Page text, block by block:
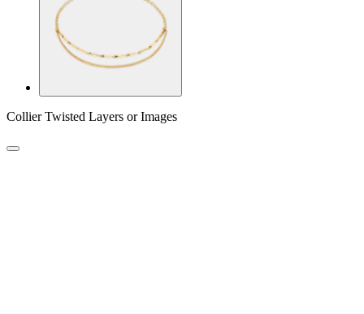
Collier Twisted Layers or Images